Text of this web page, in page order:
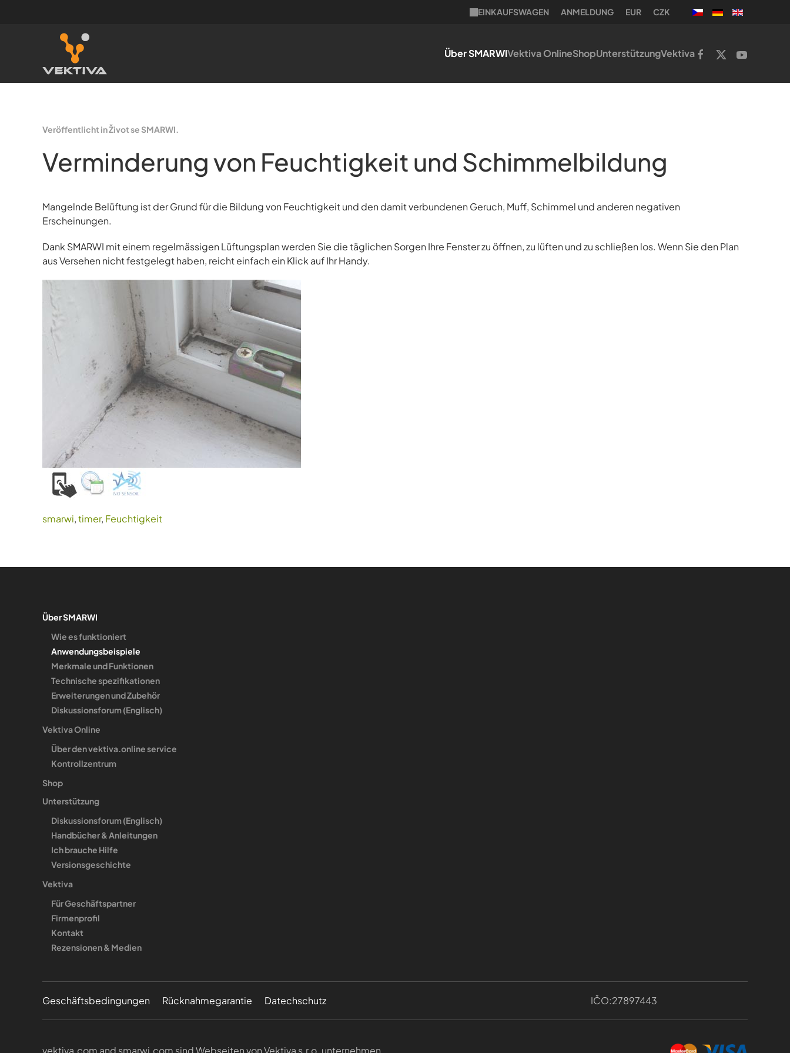
Zum Hauptinhalt springen
EINKAUFSWAGEN ANMELDUNG EUR CZK
Über SMARWIVektiva OnlineShopUnterstützungVektiva
Veröffentlicht in Život se SMARWI.
Verminderung von Feuchtigkeit und Schimmelbildung
Mangelnde Belüftung ist der Grund für die Bildung von Feuchtigkeit und den damit verbundenen Geruch, Muff, Schimmel und anderen negativen
Erscheinungen.
Dank SMARWI mit einem regelmässigen Lüftungsplan werden Sie die täglichen Sorgen Ihre Fenster zu öffnen, zu lüften und zu schließen los. Wenn Sie den Plan
aus Versehen nicht festgelegt haben, reicht einfach ein Klick auf Ihr Handy.
smarwi,timer, Feuchtigkeit
Über SMARWI
Wie es funktioniert
Anwendungsbeispiele
Merkmale und Funktionen
Technische spezifikationen
Erweiterungen und Zubehör
Diskussionsforum (Englisch)
Vektiva Online
Über den vektiva.online service
Kontrollzentrum
Shop
Unterstützung
Diskussionsforum (Englisch)
Handbücher & Anleitungen
Ich brauche Hilfe
Versionsgeschichte
Vektiva
Für Geschäftspartner
Firmenprofil
Kontakt
Rezensionen & Medien
Geschäftsbedingungen Rücknahmegarantie Datechschutz IČO:27897443
vektiva.com and smarwi.com sind Webseiten von Vektiva s.r.o. unternehmen